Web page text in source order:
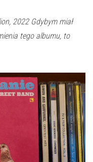
2022 Gdybym miał
tego albumu, to